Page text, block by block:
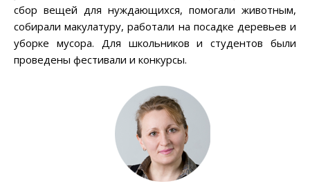
сбор вещей для нуждающихся, помогали животным,
собирали макулатуру, работали на посадке деревьев и
уборке мусора. Для школьников и студентов были
проведены фестивали и конкурсы.